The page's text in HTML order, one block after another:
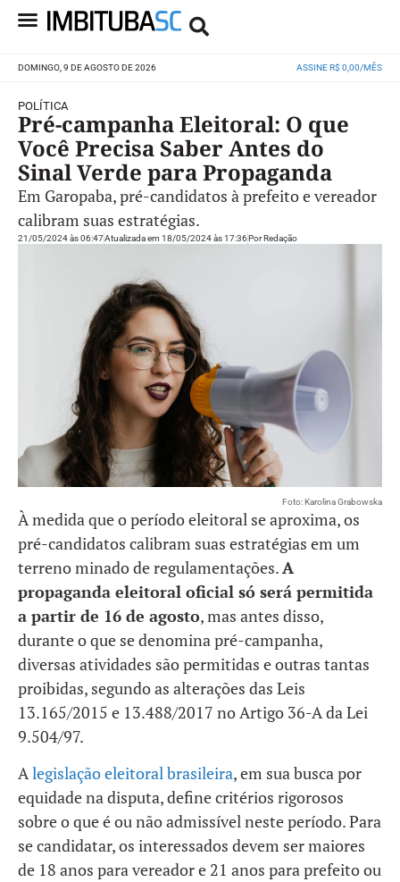
DOMINGO, 9 DE AGOSTO DE 2026 ASSINE R$ 0,00/MÊS
POLÍTICA
Pré-campanha Eleitoral: O que
Você Precisa Saber Antes do
Sinal Verde para Propaganda
Em Garopaba, pré-candidatos à prefeito e vereador
calibram suas estratégias.
21/05/2024 às 06:47Atualizada em 18/05/2024 às 17:36PorRedação
Foto: Karolina Grabowska
À medida que o período eleitoral se aproxima, os
pré-candidatos calibram suas estratégias em um
terreno minado de regulamentações.A
propaganda eleitoral oficial só será permitida
a partir de 16 de agosto, mas antes disso,
durante o que se denomina pré-campanha,
diversas atividades são permitidas e outras tantas
proibidas, segundo as alterações das Leis
13.165/2015 e 13.488/2017 no Artigo 36-A da Lei
9.504/97.
Alegislação eleitoral brasileira, em sua busca por
equidade na disputa, define critérios rigorosos
sobre o que é ou não admissível neste período. Para
se candidatar, os interessados devem ser maiores
de 18 anos para vereador e 21 anos para prefeito ou